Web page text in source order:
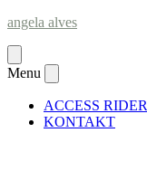
Skip
angela alves
menu
Menu
menu
ACCESS RIDER
KONTAKT